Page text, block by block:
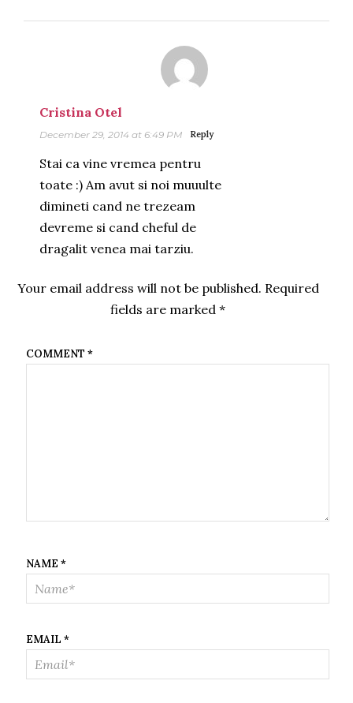
Cristina Otel
December 29, 2014 at 6:49 PM Reply
Stai ca vine vremea pentru
toate :) Am avut si noi muuulte
dimineti cand ne trezeam
devreme si cand cheful de
dragalit venea mai tarziu.
Your email address will not be published. Required
fields are marked*
COMMENT *
NAME *
EMAIL *